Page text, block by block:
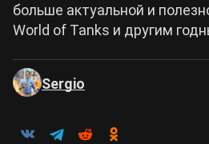
больше актуальной и
World of Tanks и другим
Sergio